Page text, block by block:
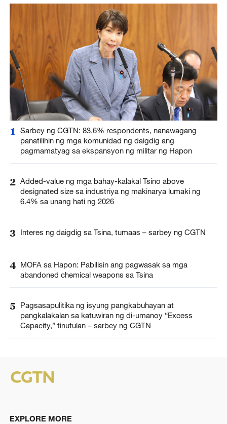
1
Sarbey ng CGTN: 83.6% respondents, nanawagang
panatilihin ng mga komunidad ng daigdig ang
pagmamatyag sa ekspansyon ng militar ng Hapon
2 Added-value ng mga bahay-kalakal Tsino above
designated size sa industriya ng makinarya lumaki ng
6.4% sa unang hati ng 2026
3 Interes ng daigdig sa Tsina, tumaas – sarbey ng CGTN
4 MOFA sa Hapon: Pabilisin ang pagwasak sa mga
abandoned chemical weapons sa Tsina
5
Pagsasapulitika ng isyung pangkabuhayan at
pangkalakalan sa katuwiran ng di-umanoy “Excess
Capacity,” tinutulan – sarbey ng CGTN
EXPLORE MORE